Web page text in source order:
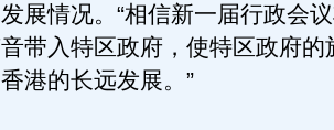
展情况。“相信新一届行政会
带入特区政府，使特区政府的
港的长远发展。”